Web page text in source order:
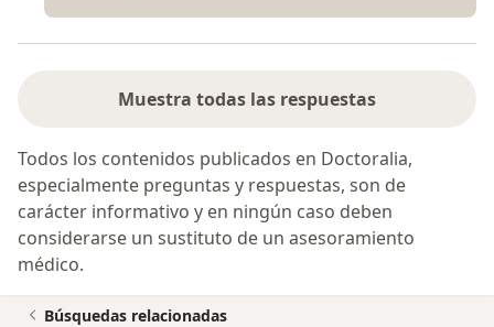
Muestra todas las respuestas
Todos los contenidos publicados en Doctoralia,
especialmente preguntas y respuestas, son de
carácter informativo y en ningún caso deben
considerarse un sustituto de un asesoramiento
médico.
Búsquedas relacionadas